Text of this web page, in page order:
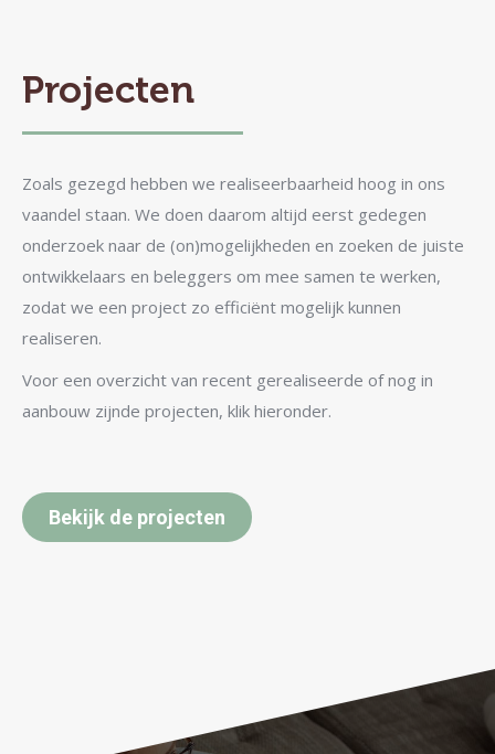
Projecten
Zoals gezegd hebben we realiseerbaarheid hoog in ons
vaandel staan. We doen daarom altijd eerst gedegen
onderzoek naar de (on)mogelijkheden en zoeken de juiste
ontwikkelaars en beleggers om mee samen te werken,
zodat we een project zo efficiënt mogelijk kunnen
realiseren.
Voor een overzicht van recent gerealiseerde of nog in
aanbouw zijnde projecten, klik hieronder.
Bekijk de projecten